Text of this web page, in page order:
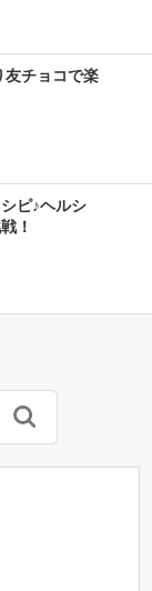
友チョコで楽
ピ♪ヘルシ
！